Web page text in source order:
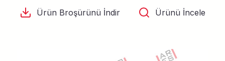
Ürün Broşürünü İndir Ürünü İncele